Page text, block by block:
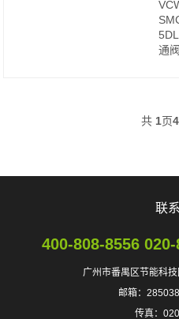
通
共 1页4
联
400-808-8556
广州市番禺区节能科
邮箱：
传真：